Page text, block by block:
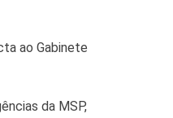
ao Gabinete
da MSP,